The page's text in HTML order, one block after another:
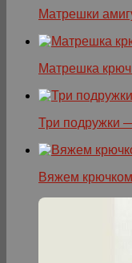
Матрешки
Матрешка
Три подружки
Вяжем